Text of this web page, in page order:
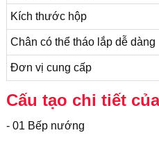
Kích thước hộp
Chân có thể tháo lắp dễ dàng
Đơn vị cung cấp
Cấu tạo chi tiết
- 01 Bếp nướng